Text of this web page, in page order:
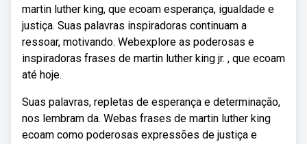
martin luther king, que ecoam esperança, igualdade e
justiça. Suas palavras inspiradoras continuam a
ressoar, motivando. Webexplore as poderosas e
inspiradoras frases de martin luther king jr. , que ecoam
até hoje.
Suas palavras, repletas de esperança e determinação,
nos lembram da. Webas frases de martin luther king
ecoam como poderosas expressões de justiça e